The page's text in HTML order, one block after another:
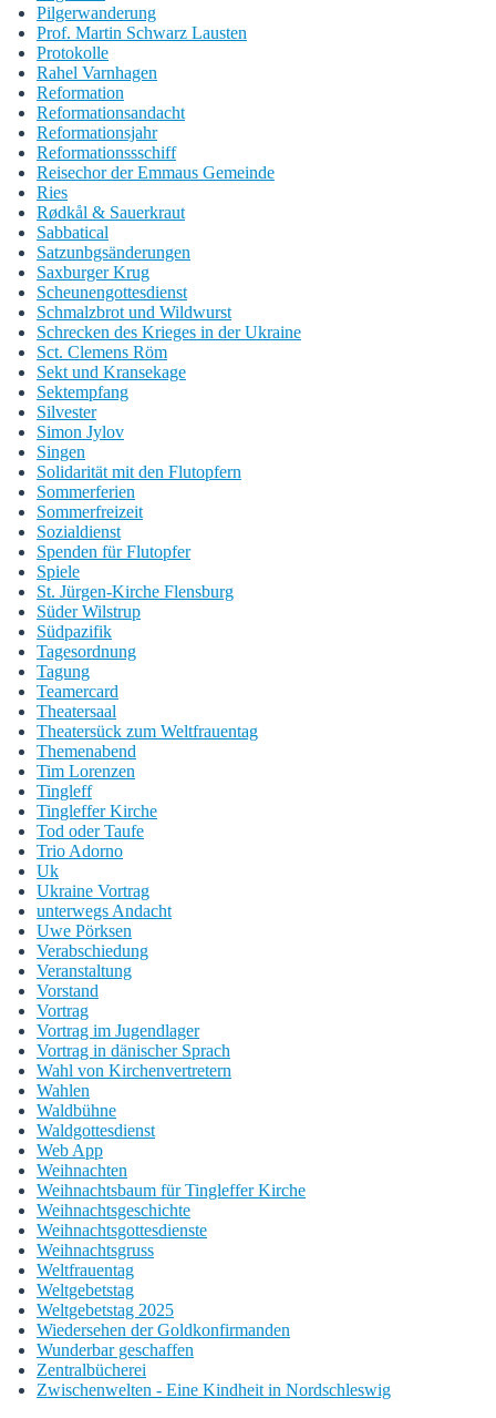
Pilgerwanderung
Prof. Martin Schwarz Lausten
Protokolle
Rahel Varnhagen
Reformation
Reformationsandacht
Reformationsjahr
Reformationssschiff
Reisechor der Emmaus Gemeinde
Ries
Rødkål & Sauerkraut
Sabbatical
Satzunbgsänderungen
Saxburger Krug
Scheunengottesdienst
Schmalzbrot und Wildwurst
Schrecken des Krieges in der Ukraine
Sct. Clemens Röm
Sekt und Kransekage
Sektempfang
Silvester
Simon Jylov
Singen
Solidarität mit den Flutopfern
Sommerferien
Sommerfreizeit
Sozialdienst
Spenden für Flutopfer
Spiele
St. Jürgen-Kirche Flensburg
Süder Wilstrup
Südpazifik
Tagesordnung
Tagung
Teamercard
Theatersaal
Theatersück zum Weltfrauentag
Themenabend
Tim Lorenzen
Tingleff
Tingleffer Kirche
Tod oder Taufe
Trio Adorno
Uk
Ukraine Vortrag
unterwegs Andacht
Uwe Pörksen
Verabschiedung
Veranstaltung
Vorstand
Vortrag
Vortrag im Jugendlager
Vortrag in dänischer Sprach
Wahl von Kirchenvertretern
Wahlen
Waldbühne
Waldgottesdienst
Web App
Weihnachten
Weihnachtsbaum für Tingleffer Kirche
Weihnachtsgeschichte
Weihnachtsgottesdienste
Weihnachtsgruss
Weltfrauentag
Weltgebetstag
Weltgebetstag 2025
Wiedersehen der Goldkonfirmanden
Wunderbar geschaffen
Zentralbücherei
Zwischenwelten - Eine Kindheit in Nordschleswig